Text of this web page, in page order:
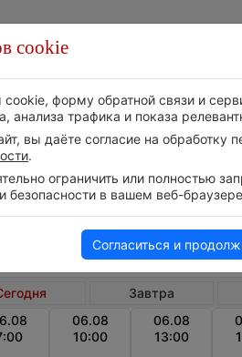
Погода в Бероуне сегодня
Завтра
06.08
10:00
06.08
13:00
cookie
форму обратной связи и
анализа трафика и показа
вы даёте согласие на обработку
.
ограничить или полностью
безопасности в вашем веб-
Согласиться и